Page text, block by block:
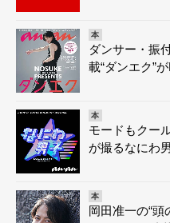
本
ダンサー・振
載“ダンエク”
本
モードもクー
が撮るなにわ
本
岡田准一の“頭